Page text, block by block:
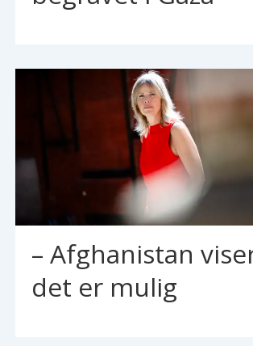
– Afghanistan
det er mulig